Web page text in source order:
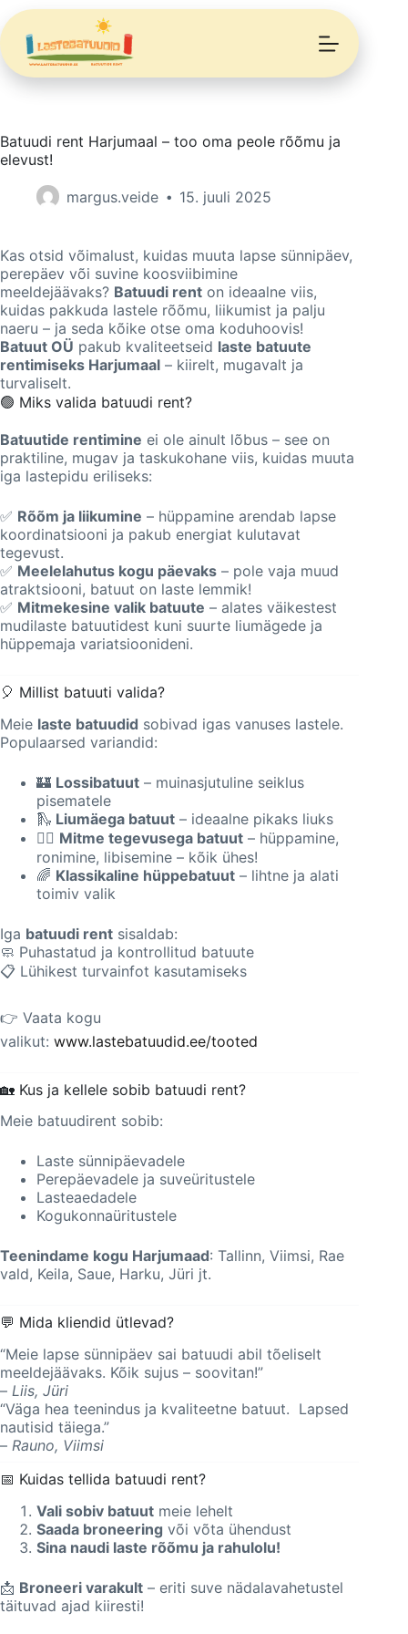
Batuudi rent Harjumaal – too oma peole rõõmu ja
elevust!
margus.veide 15. juuli 2025
Kas otsid võimalust, kuidas muuta lapse sünnipäev,
perepäev või suvine koosviibimine
meeldejäävaks? Batuudi rent on ideaalne viis,
kuidas pakkuda lastele rõõmu, liikumist ja palju
naeru – ja seda kõike otse oma koduhoovis!
Batuut OÜ pakub kvaliteetseid laste batuute
rentimiseks Harjumaal – kiirelt, mugavalt ja
turvaliselt.
🟢 Miks valida batuudi rent?
Batuutide rentimine ei ole ainult lõbus – see on
praktiline, mugav ja taskukohane viis, kuidas muuta
iga lastepidu eriliseks:
✅ Rõõm ja liikumine – hüppamine arendab lapse
koordinatsiooni ja pakub energiat kulutavat
tegevust.
✅ Meelelahutus kogu päevaks – pole vaja muud
atraktsiooni, batuut on laste lemmik!
✅ Mitmekesine valik batuute – alates väikestest
mudilaste batuutidest kuni suurte liumägede ja
hüppemaja variatsioonideni.
🎈 Millist batuuti valida?
Meie laste batuudid sobivad igas vanuses lastele.
Populaarsed variandid:
🏰 Lossibatuut – muinasjutuline seiklus
pisematele
🛝 Liumäega batuut – ideaalne pikaks liuks
🤹‍♂️ Mitme tegevusega batuut – hüppamine,
ronimine, libisemine – kõik ühes!
🌈 Klassikaline hüppebatuut – lihtne ja alati
toimiv valik
Iga batuudi rent sisaldab:
🧼 Puhastatud ja kontrollitud batuute
📋 Lühikest turvainfot kasutamiseks
👉 Vaata kogu
valikut: www.lastebatuudid.ee/tooted
🏡 Kus ja kellele sobib batuudi rent?
Meie batuudirent sobib:
Laste sünnipäevadele
Perepäevadele ja suveüritustele
Lasteaedadele
Kogukonnaüritustele
Teenindame kogu Harjumaad: Tallinn, Viimsi, Rae
vald, Keila, Saue, Harku, Jüri jt.
💬 Mida kliendid ütlevad?
“Meie lapse sünnipäev sai batuudi abil tõeliselt
meeldejäävaks. Kõik sujus – soovitan!”
– Liis, Jüri
“Väga hea teenindus ja kvaliteetne batuut. Lapsed
nautisid täiega.”
– Rauno, Viimsi
📅 Kuidas tellida batuudi rent?
Vali sobiv batuut meie lehelt
Saada broneering või võta ühendust
Sina naudi laste rõõmu ja rahulolu!
📩 Broneeri varakult – eriti suve nädalavahetustel
täituvad ajad kiiresti!